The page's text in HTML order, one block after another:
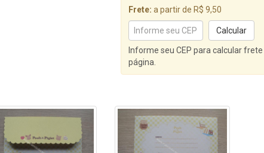
Frete: a partir de R$ 9,50
Informe seu CEP para calcular
página.